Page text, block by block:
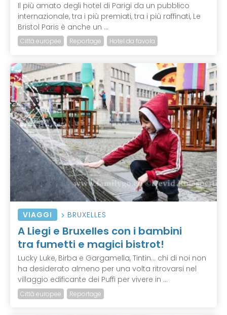
Il più amato degli hotel di Parigi da un pubblico
internazionale, tra i più premiati, tra i più raffinati, Le
Bristol Paris è anche un ...
Città europee Reportage Hotel da favola
VIAGGI BRUXELLES
A Liegi e Bruxelles con i bambini
tra fumetti e magici bistrot!
Lucky Luke, Birba e Gargamella, Tintin... chi di noi non
ha desiderato almeno per una volta ritrovarsi nel
villaggio edificante dei Puffi per vivere in ...
Città europee Reportage